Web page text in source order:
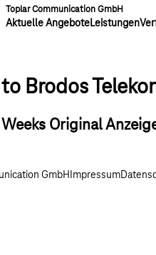
Toplar Communication GmbH
Aktuelle AngeboteLeistungen
Brodos
Original
GmbH Impressum